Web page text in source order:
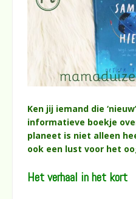
Ken jij iemand die
informatieve boekje
planeet is niet alleen
ook een lust voor het
Het verhaal in het kort